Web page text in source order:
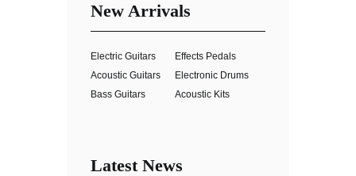
New Arrivals
Electric Guitars
Effects Pedals
Acoustic Guitars
Electronic Drums
Bass Guitars
Acoustic Kits
Latest News